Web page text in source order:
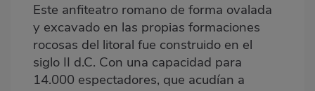
Este anfiteatro romano de forma ovalada
y excavado en las propias formaciones
rocosas del litoral fue construido en el
siglo II d.C. Con una capacidad para
14.000 espectadores, que acudían a